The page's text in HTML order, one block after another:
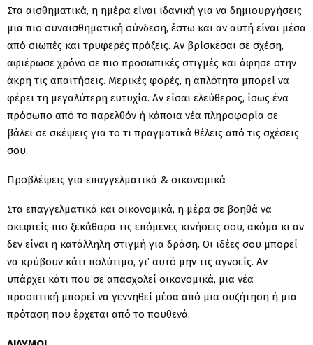
Στα αισθηματικά, η ημέρα είναι ιδανική για να δημιουργήσεις
μια πιο συναισθηματική σύνδεση, έστω και αν αυτή είναι μέσα
από σιωπές και τρυφερές πράξεις. Αν βρίσκεσαι σε σχέση,
αφιέρωσε χρόνο σε πιο προσωπικές στιγμές και άφησε στην
άκρη τις απαιτήσεις. Μερικές φορές, η απλότητα μπορεί να
φέρει τη μεγαλύτερη ευτυχία. Αν είσαι ελεύθερος, ίσως ένα
πρόσωπο από το παρελθόν ή κάποια νέα πληροφορία σε
βάλει σε σκέψεις για το τι πραγματικά θέλεις από τις σχέσεις
σου.
Προβλέψεις για επαγγελματικά & οικονομικά
Στα επαγγελματικά και οικονομικά, η μέρα σε βοηθά να
σκεφτείς πιο ξεκάθαρα τις επόμενες κινήσεις σου, ακόμα κι αν
δεν είναι η κατάλληλη στιγμή για δράση. Οι ιδέες σου μπορεί
να κρύβουν κάτι πολύτιμο, γι’ αυτό μην τις αγνοείς. Αν
υπάρχει κάτι που σε απασχολεί οικονομικά, μια νέα
προοπτική μπορεί να γεννηθεί μέσα από μια συζήτηση ή μια
πρόταση που έρχεται από το πουθενά.